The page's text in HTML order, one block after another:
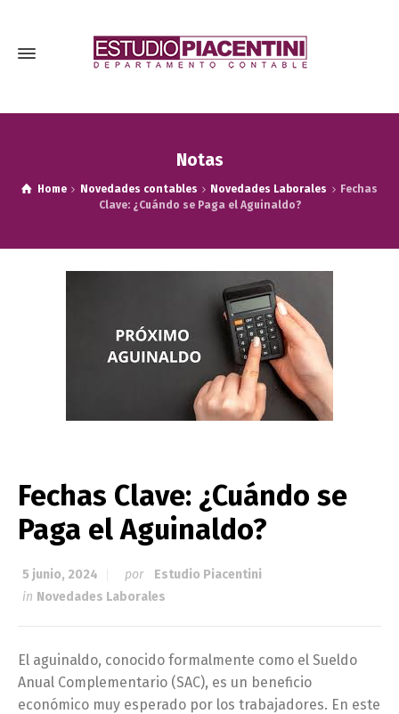
Notas
Home Novedades contables Novedades Laborales
Fechas
Clave: ¿Cuándo se Paga el Aguinaldo?
Fechas Clave: ¿Cuándo se
Paga el Aguinaldo?
5 junio, 2024 por
Estudio Piacentini
in Novedades Laborales
El aguinaldo, conocido formalmente como el Sueldo
Anual Complementario (SAC), es un beneficio
económico muy esperado por los trabajadores. En este